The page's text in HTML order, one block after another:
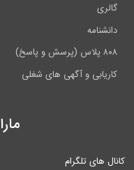
گالری
دانشنامه
۸۰۸ پلاس (پرسش و پاسخ)
کاریابی و آگهی های شغلی
کانال های تلگرام